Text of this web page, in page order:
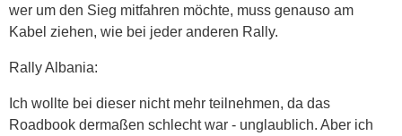
wer um den Sieg mitfahren möchte, muss genauso am
Kabel ziehen, wie bei jeder anderen Rally.
Rally Albania:
Ich wollte bei dieser nicht mehr teilnehmen, da das
Roadbook dermaßen schlecht war - unglaublich. Aber ich